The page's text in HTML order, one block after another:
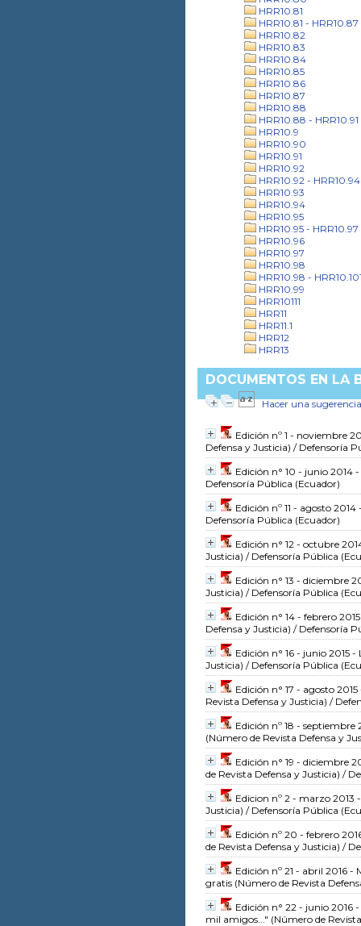
HRR10.81
HRR10.81 - HRR10.87
HRR10.82
HRR10.83
HRR10.84
HRR10.85
HRR10.86
HRR10.87
HRR10.88
HRR10.88 - HRR10.91
HRR10.9
HRR10.90
HRR10.91
HRR10.92
HRR10.92 - HRR10.94
HRR10.93
HRR10.94
HRR10.95
HRR10.95 - HRR10.97
HRR10.96
HRR10.97
HRR10.98
HRR10.98 -
HRR10.99
HRR10111
HRR11
HRR11.1
HRR12
HRR13
DOCUMENTOS EN LA
Hacer una sugerencia
Edición nº 1 - noviembre
Defensa y Justicia) / Defensoría
Edición n° 10 - junio 2014
Defensoría Pública (Ecuador)
Edición nº 11 - agosto
Defensoría Pública (Ecuador)
Edición n° 12 - octubre
Justicia) / Defensoría Pública
Edición n° 13 - diciembre
Justicia) / Defensoría Pública
Edición n° 14 - febrero
Defensa y Justicia) / Defensoría
Edición n° 16 - junio 2015
Justicia) / Defensoría Pública
Edición n° 17 - agosto
Revista Defensa y Justicia) /
Edición nº 18 -
(Número de Revista Defensa y
Edición n° 19 - diciembre
de Revista Defensa y Justicia) /
Edicion nº 2 - marzo 2013
Justicia) / Defensoría Pública
Edición nº 20 - febrero
de Revista Defensa y Justicia) /
Edición nº 21 - abril 2016
gratis (Número de Revista
Edición n° 22 - junio 2016
mil amigos..." (Número de